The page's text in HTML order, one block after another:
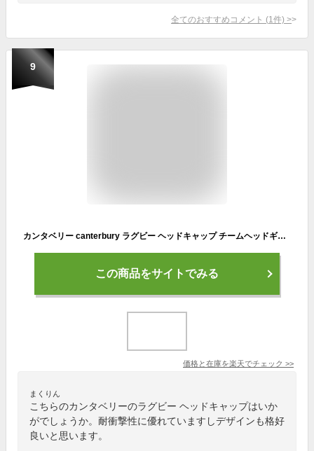
全てのおすすめコメント (1 件) >
9
カンタベリー canterbury ラグビー ヘッドキャップ チームヘッドギア AA02168 あす楽即納あり
この商品をサイトでみる
価格と在庫を楽天でチェック >>
まくりん
こちらのカンタベリーのラグビー ヘッドキャップはいか
がでしょうか。耐衝撃性に優れていますしデザインも格好
良いと思います。